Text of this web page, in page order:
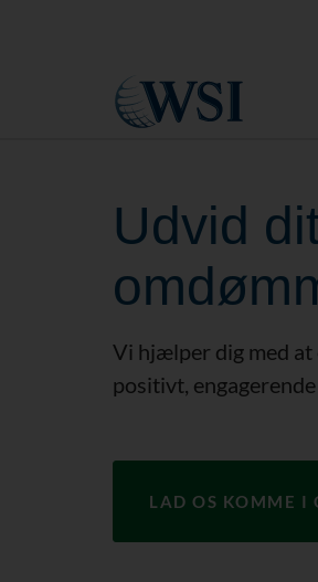
Udvid
Vi hjælper dig med at
positivt,
LAD OS KOMME I